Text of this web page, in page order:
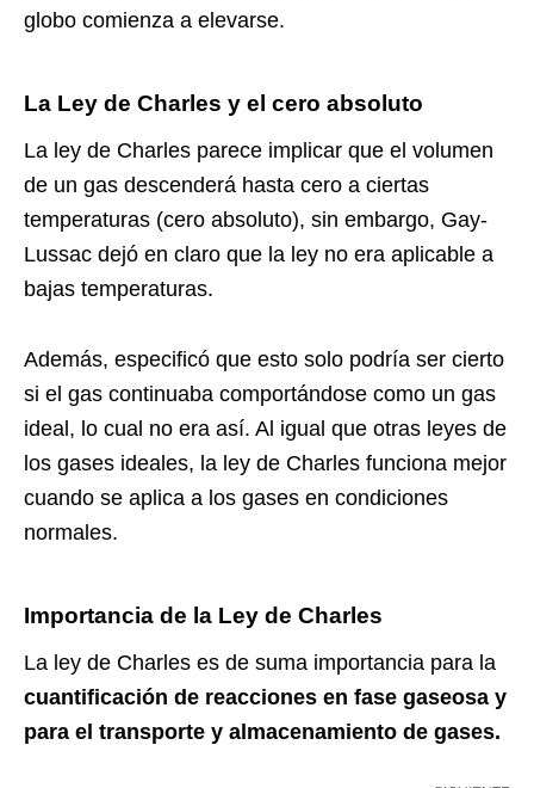
globo comienza a elevarse.
La Ley de Charles y el cero absoluto
La ley de Charles parece implicar que el volumen
de un gas descenderá hasta cero a ciertas
temperaturas (cero absoluto), sin embargo, Gay-
Lussac dejó en claro que la ley no era aplicable a
bajas temperaturas.
Además, especificó que esto solo podría ser cierto
si el gas continuaba comportándose como un gas
ideal, lo cual no era así. Al igual que otras leyes de
los gases ideales, la ley de Charles funciona mejor
cuando se aplica a los gases en condiciones
normales.
Importancia de la Ley de Charles
La ley de Charles es de suma importancia para la
cuantificación de reacciones en fase gaseosa y
para el transporte y almacenamiento de gases.